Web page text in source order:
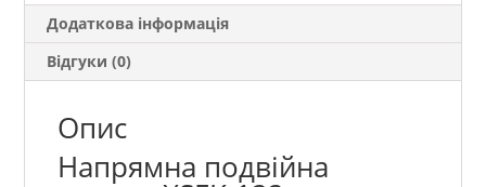
кількість
Додаткова інформація
Відгуки (0)
Опис
Напрямна подвійна